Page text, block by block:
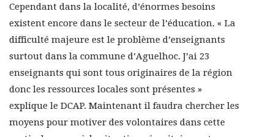
Cependant dans la localité, d’énormes besoins
existent encore dans le secteur de l’éducation. « La
difficulté majeure est le problème d’enseignants
surtout dans la commune d’Aguelhoc. J’ai 23
enseignants qui sont tous originaires de la région
donc les ressources locales sont présentes »
explique le DCAP. Maintenant il faudra chercher les
moyens pour motiver des volontaires dans cette